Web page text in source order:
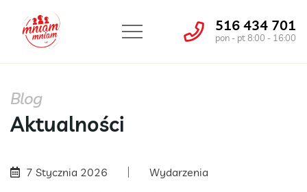
516 434 701
pon - pt 8:00 - 16:00
Blog
Aktualności
7 Stycznia 2026 Wydarzenia